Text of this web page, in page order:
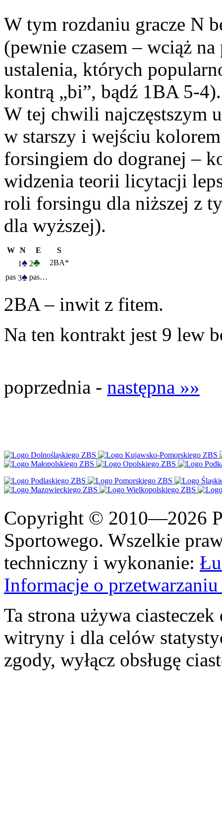
W tym rozdaniu gracze N
(pewnie czasem – wciąż
ustalenia, których
kontrą „bi”, bądź 1BA 5-
W tej chwili najczęstszym
w starszy i wejściu
forsingiem do dogranej –
widzenia teorii licytacji
roli forsingu dla niższej z
dla wyższej).
W N E
S
1♠ 2♣
2BA*
pas 3♠ pas…
2BA – inwit z fitem.
Na ten kontrakt jest 9 lew
poprzednia - następna »»
Copyright © 2010—2026
Sportowego. Wszelkie
techniczny i wykonanie:
Informacje o
Ta strona używa
witryny i dla celów
zgody, wyłącz obsługę